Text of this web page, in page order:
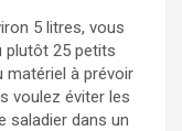
5 litres, vous
plutôt 25 petits
matériel à prévoir
voulez éviter les
saladier dans un